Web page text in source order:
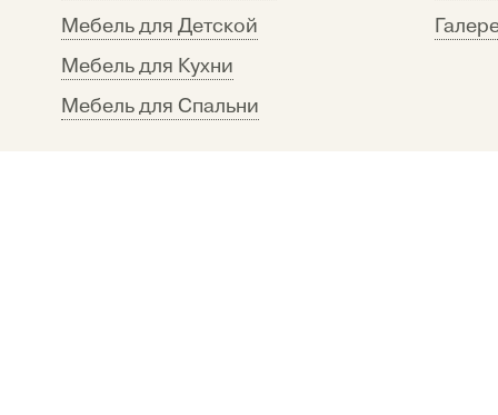
Мебель для Детской
Мебель для Кухни
Мебель для Спальни